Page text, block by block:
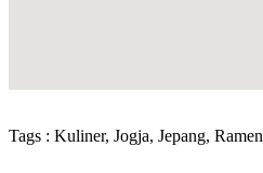
Tags : Kuliner, Jogja, Jepang, Ramen